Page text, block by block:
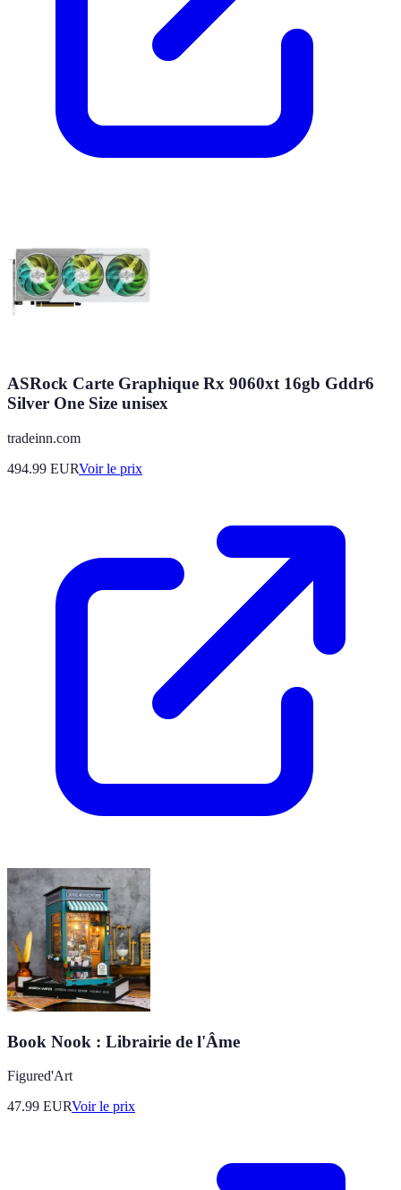
ASRock Carte Graphique Rx 9060xt 16gb Gddr6
Silver One Size unisex
tradeinn.com
494.99 EURVoir le prix
Book Nook : Librairie de l'Âme
Figured'Art
47.99 EURVoir le prix